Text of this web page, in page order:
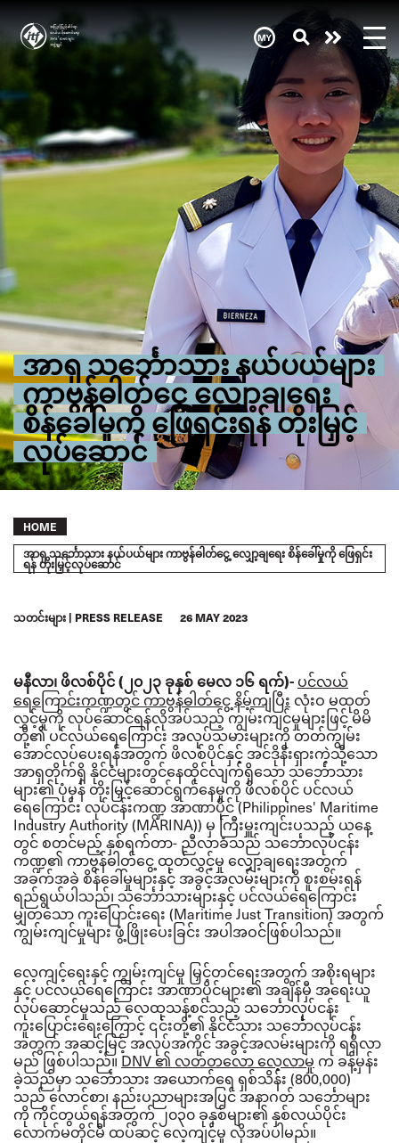
Skip
to
main
content
အာရှ သင်္ဘောသား နယ်ပယ်များ
ကာဗွန်ဓါတ်ငွေ့ လျှော့ချရေး
စိန်ခေါ်မှုကို ဖြေရှင်းရန် တိုးမြှင့်
လုပ်ဆောင်
Need
help
now?
Breadcrumb
HOME
အာရှ သင်္ဘောသား နယ်ပယ်များ ကာဗွန်ဓါတ်ငွေ့ လျှော့ချရေး စိန်ခေါ်မှုကို ဖြေရှင်း
ရန် တိုးမြှင့်လုပ်ဆောင်
သတင်းများ PRESS RELEASE 26 MAY 2023
မနီလာ၊ ဖိလစ်ပိုင် (၂၀၂၃ ခုနှစ် မေလ ၁၆ ရက်)- ပင်လယ်
ရေကြောင်းကဏ္ဍတွင် ကာဗွန်ဓါတ်ငွေ့ နိမ့်ကျပြီး လုံးဝ မထုတ်
လွှင့်မှုကို လုပ်ဆောင်ရန်လိုအပ်သည့် ကျွမ်းကျင်မှုများဖြင့် မိမိ
တို့၏ ပင်လယ်ရေကြောင်း အလုပ်သမားများကို တတ်ကျွမ်း
အောင်လုပ်ပေးရန်အတွက် ဖိလစ်ပိုင်နှင့် အင်ဒိုနီးရှားကဲ့သို့သော
အာရှတိုက်ရှိ နိုင်ငံများတွင်နေထိုင်လျက်ရှိသော သင်္ဘောသား
များ၏ ပုံမှန် တိုးမြှင့်ဆောင်ရွက်နေမှုကို ဖိလစ်ပိုင် ပင်လယ်
ရေကြောင်း လုပ်ငန်းကဏ္ဍ အာဏာပိုင် (Philippines' Maritime
Industry Authority (MARINA)) မှ ကြီးမှူးကျင်းပသည့် ယနေ့
တွင် စတင်မည့် နှစ်ရက်တာ- ညီလာခံသည် သင်္ဘောလုပ်ငန်း
ကဏ္ဍ၏ ကာဗွန်ဓါတ်ငွေ့ ထုတ်လွှင့်မှု လျှော့ချရေးအတွက်
အခက်အခဲ စိန်ခေါ်မှုများနှင့် အခွင့်အလမ်းများကို စူးစမ်းရန်
ရည်ရွယ်ပါသည်၊ သင်္ဘောသားများနှင့် ပင်လယ်ရေကြောင်း
မျှတသော ကူးပြောင်းရေး (Maritime Just Transition) အတွက်
ကျွမ်းကျင်မှုများ ဖွံ့ဖြိုးပေးခြင်း အပါအဝင်ဖြစ်ပါသည်။
လေ့ကျင့်ရေးနှင့် ကျွမ်းကျင်မှု မြှင့်တင်ရေးအတွက် အစိုးရများ
နှင့် ပင်လယ်ရေကြောင်း အာဏာပိုင်များ၏ အချိန်မှီ အရေးယူ
လုပ်ဆောင်မှုသည် လေထုသန့်စင်သည့် သင်္ဘောလုပ်ငန်း
ကူးပြောင်းရေးကြောင့် ၎င်းတို့၏ နိုင်ငံသား သင်္ဘောလုပ်ငန်း
အတွက် အဆင့်မြင့် အလုပ်အကိုင် အခွင့်အလမ်းများကို ရရှိလာ
မည် ဖြစ်ပါသည်။ DNV ၏ လတ်တလော လေ့လာမှု က ခန့်မှန်း
ခဲ့သည်မှာ သင်္ဘောသား အယောက်ရေ ရှစ်သိန်း (800,000)
သည် လောင်စာ၊ နည်းပညာများအပြင် အနာဂတ် သင်္ဘောများ
ကို ကိုင်တွယ်ရန်အတွက် ၂၀၃၀ ခုနှစ်များ၏ နှစ်လယ်ပိုင်း
လောက်မတိုင်မီ ထပ်ဆင့် လေ့ကျင့်မှု လိုအပ်ပါမည်။